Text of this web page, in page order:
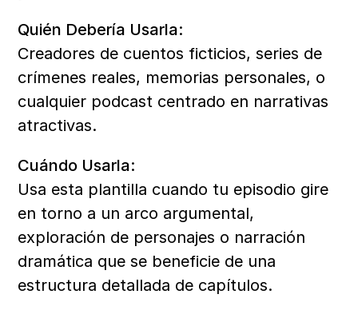
Quién Debería Usarla:
Creadores de cuentos ficticios, series de
crímenes reales, memorias personales, o
cualquier podcast centrado en narrativas
atractivas.
Cuándo Usarla:
Usa esta plantilla cuando tu episodio gire
en torno a un arco argumental,
exploración de personajes o narración
dramática que se beneficie de una
estructura detallada de capítulos.